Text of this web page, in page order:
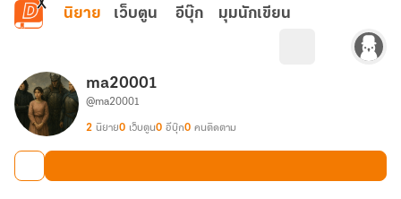
ข้ามไปยังเนื้อหาหลัก
นิยาย เว็บตูน อีบุ๊ก มุมนักเขียน
ma20001
@ma20001
2 นิยาย0 เว็บตูน0 อีบุ๊ก0 คนติดตาม